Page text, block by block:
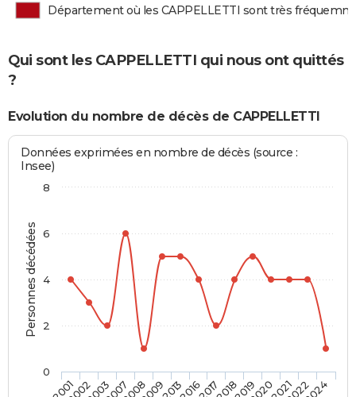
Département où les CAPPELLETTI sont très
Qui sont les CAPPELLETTI qui nous ont quittés
?
Evolution du nombre de décès de CAPPELLETTI
Personnes décédées
Données exprimées en nombre de décès (source :
Insee)
2001 20132016201720182019 2021
0
2
4
6
8